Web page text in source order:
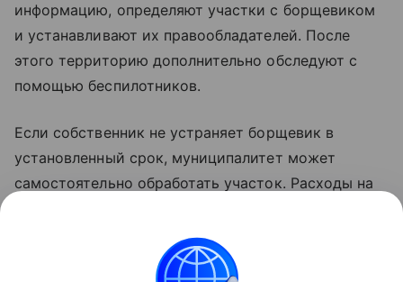
информацию, определяют участки с борщевиком
и устанавливают их правообладателей. После
этого территорию дополнительно обследуют с
помощью беспилотников.
Если собственник не устраняет борщевик в
установленный срок, муниципалитет может
самостоятельно обработать участок. Расходы на
владельца в течение двух месяцев или через суд.